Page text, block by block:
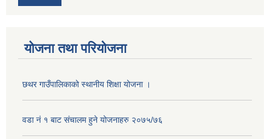
योजना तथा परियोजना
छथर गाउँपालिकाको स्थानीय शिक्षा योजना ।
वडा नं १ बाट संचालम हुने योजनाहरु २०७५/७६